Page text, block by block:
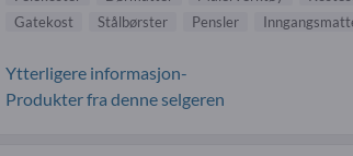
Gatekost
Stålbørster Pensler
Ytterligere informasjon-
Produkter fra denne selgeren